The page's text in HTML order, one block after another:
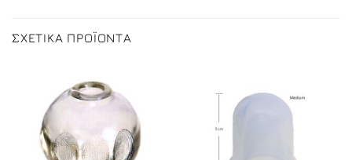
ΣΧΕΤΙΚΆ ΠΡΟΪΌΝΤΑ